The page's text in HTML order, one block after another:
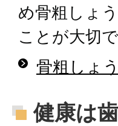
め骨粗しょ
ことが大切で
骨粗しょ
健康は